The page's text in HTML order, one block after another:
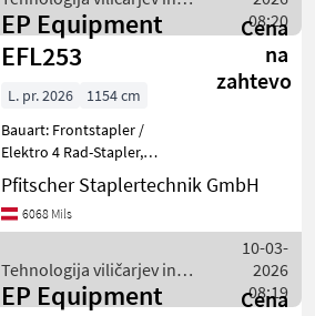
skladišča / EP Equipment
08:20
EP Equipment
EFL253
Cena
na
zahtevo
L. pr. 2026
1154 cm
Bauart: Frontstapler /
Elektro 4 Rad-Stapler,
Tragkraft: 2500kg, Hubhöhe:
4800mm, Bauhöhe:
2265mm, Freihub: 1555mm,
Batterie: Lithium Ionen Batt
Pfitscher Staplertechnik GmbH
6068 Mils
Tehnologija viličarjev in
skladišča / EP Equipment
10-03-
2026
08:19
EP Equipment
Cena